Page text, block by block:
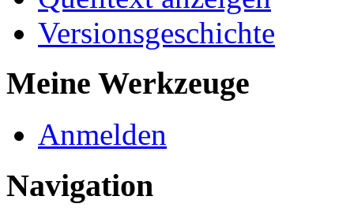
Versionsgeschichte
Meine Werkzeuge
Anmelden
Navigation